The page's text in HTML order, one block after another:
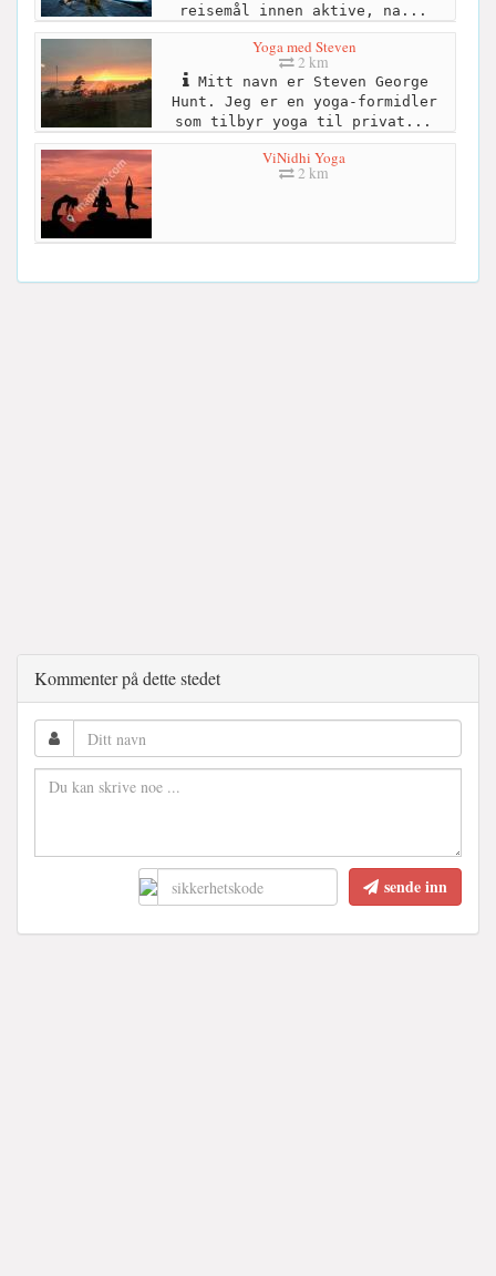
reisemål innen aktive, na...
Yoga med Steven
2 km
Mitt navn er Steven George
Hunt. Jeg er en yoga-formidler
som tilbyr yoga til privat...
ViNidhi Yoga
2 km
Kommenter på dette stedet
sende inn